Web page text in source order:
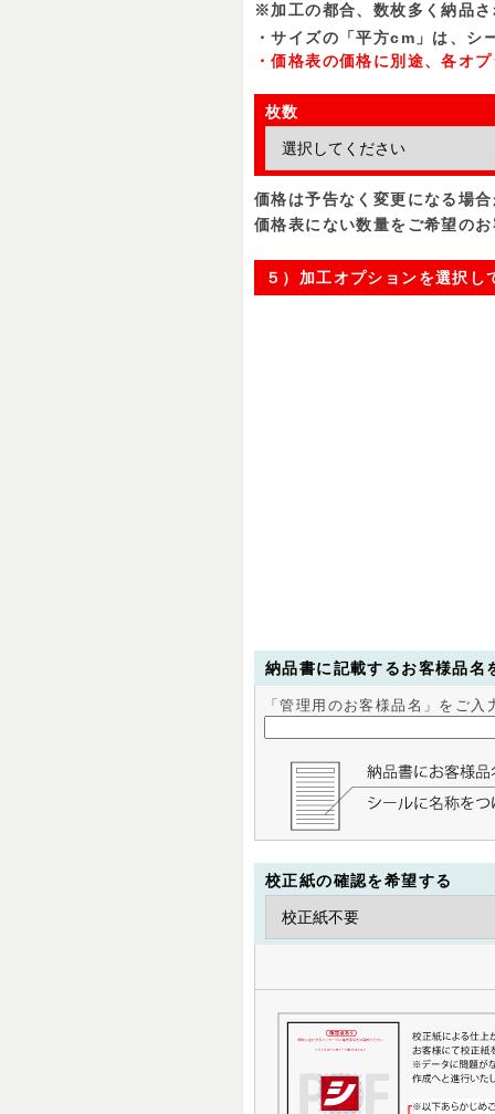
※加工の都合、数枚多く納品
・サイズの「平方cm」は、
・価格表の価格に別途、各オ
枚数
価格は予告なく変更になる場
価格表にない数量をご希望の
５）加工オプションを選択し
納品書に記載するお客様品名
「管理用のお客様品名」をご入
校正紙の確認を希望する